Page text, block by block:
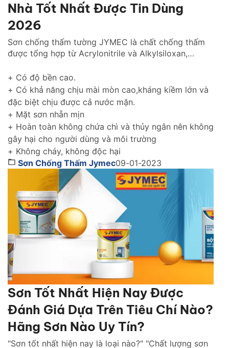
Nhà Tốt Nhất Được Tin Dùng
2026
Sơn chống thấm tường JYMEC là chất chống thấm
được tổng hợp từ Acrylonitrile và Alkylsiloxan,
tường ngoài trời gìn giữ và tôn lên vẻ đẹp ngôi nhà
của bạn thách thức với thời gian.
+ Có độ bền cao.
+ Có khả năng chịu mài mòn cao,kháng kiềm lớn và
đặc biệt chịu được cả nước mặn.
+ Mặt sơn nhẵn mịn
+ Hoàn toàn không chứa chì và thủy ngân nên không
gây hại cho người dùng và môi trường
+ Không cháy, không độc hại
Sơn Chống Thấm Jymec09-01-2023
Sơn Tốt Nhất Hiện Nay Được
Đánh Giá Dựa Trên Tiêu Chí Nào?
Hãng Sơn Nào Uy Tín?
"Sơn tốt nhất hiện nay là loại nào?" "Chất lượng sơn